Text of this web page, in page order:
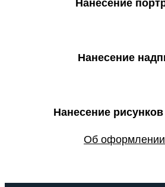
Нанесение
Нанесение
Нанесение
Об оформлении